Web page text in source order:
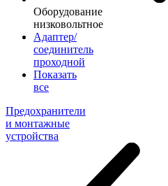
Оборудование
низковольтное
Адаптер/
соединитель
проходной
Показать
все
Предохранители
и монтажные
устройства